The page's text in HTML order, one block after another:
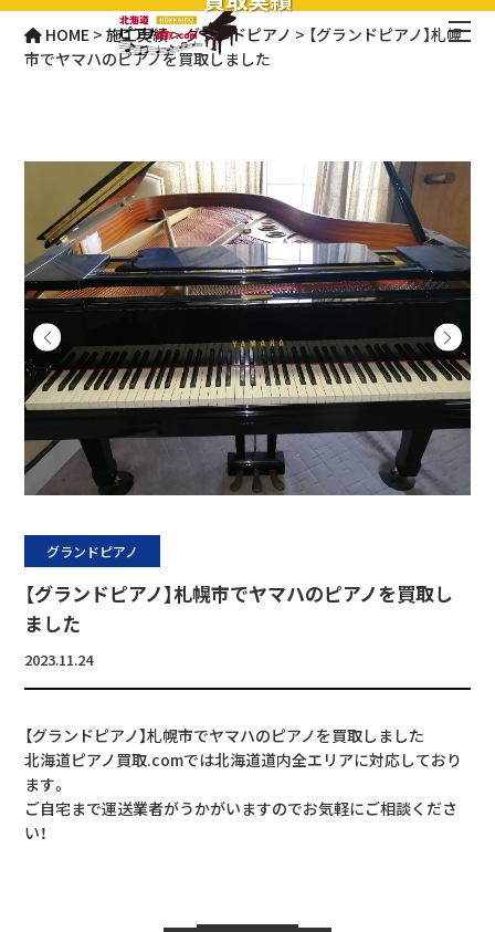
HOME >施工実績>グランドピアノ > 【グランドピアノ】札幌
市でヤマハのピアノを買取しました
グランドピアノ
【グランドピアノ】札幌市でヤマハのピアノを買取し
ました
2023.11.24
【グランドピアノ】札幌市でヤマハのピアノを買取しました
北海道ピアノ買取.comでは北海道道内全エリアに対応しており
ます。
ご自宅まで運送業者がうかがいますのでお気軽にご相談くださ
い！